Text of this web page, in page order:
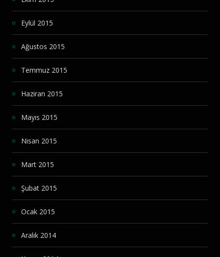
Eylül 2015
Ağustos 2015
Temmuz 2015
Haziran 2015
Mayıs 2015
Nisan 2015
Mart 2015
Şubat 2015
Ocak 2015
Aralık 2014